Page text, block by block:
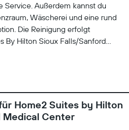
Service. Außerdem kannst du
Wäscherei und eine rund
Die Reinigung erfolgt
By Hilton Sioux Falls/Sanford
und
Zimmer sind mit Schlafsofas
Hotel mit 3 Sternen bietet
deren Ausstattung Kühlschrank,
Besteck und Geschirrspüler
Home2 Suites by Hilton
Medical Center